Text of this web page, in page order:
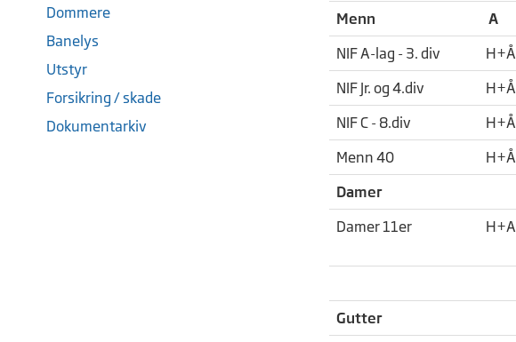
Dommere
Banelys
Utstyr
Forsikring / skade
Dokumentarkiv
Menn A
NIF A-lag - 3. div
H+Å
NIF Jr. og 4.div
H+Å
NIF C - 8.div
H+Å
Menn 40
H+Å
Damer
Damer 11er
H+A
Gutter